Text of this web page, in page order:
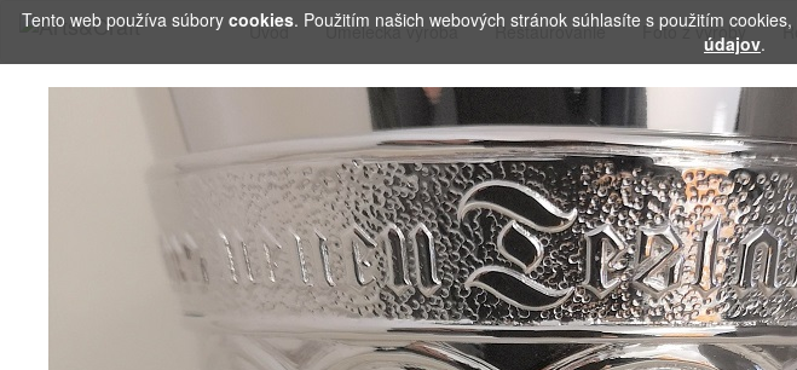
Tento web používa súbory cookies. Použitím našich webových stránok súhlasíte s použitím
údajov.
Úvod Umelecká výroba Reštaurovanie Foto z výroby